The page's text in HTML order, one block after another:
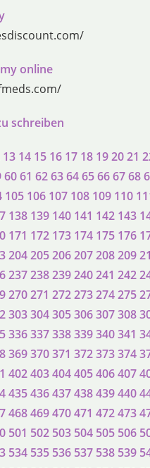
online
schreiben
13 14 15 16 17 18 192021
6061 62636465666768
105 106 107 108 109 110
138 139 140 141 142 143
171 172 173 174 175 176
204205206207208209
237238239240241 242
270271 272273274275
303304305306307308
336337338339340341
369370371 372373374
402403404405406407
435436437438439440
468469470471 472473
501 502 503 504 505 506
534 535 536 537 538 539